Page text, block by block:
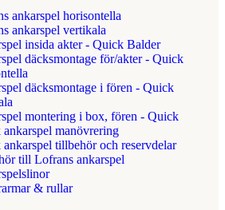
ankarspel horisontella
ankarspel vertikala
insida akter - Quick Balder
däcksmontage för/akter - Quick
däcksmontage i fören - Quick
montering i box, fören - Quick
manövrering
tillbehör och reservdelar
till Lofrans ankarspel
& rullar